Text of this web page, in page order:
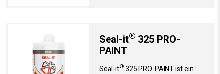
Seal-it® 325 PRO-
PAINT
Seal-it®325 PRO-PAINT ist ein